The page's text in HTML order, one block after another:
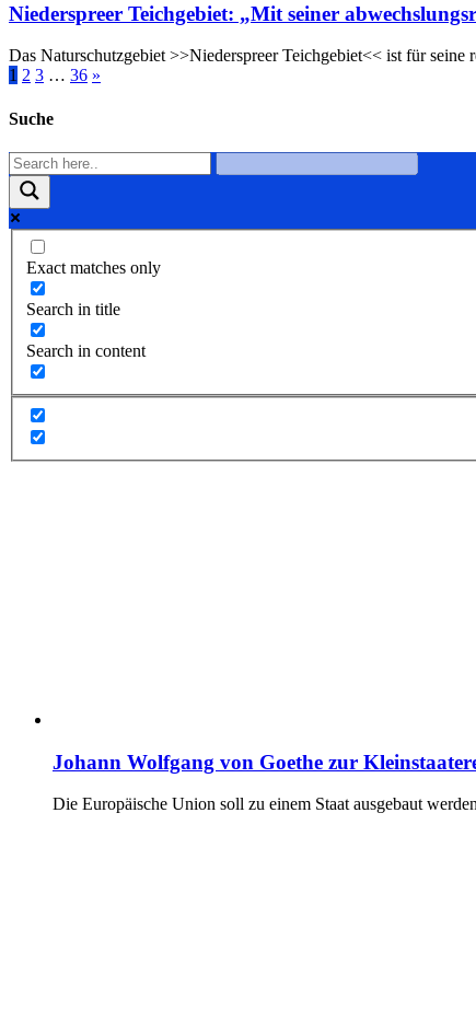
Niederspreer Teichgebiet: „Mit seiner
Das Naturschutzgebiet >>Niederspreer Teichgebiet<< ist für
1 2 3 … 36 »
Suche
Exact matches only
Search in title
Search in content
Johann Wolfgang von Goethe zur
Die Europäische Union soll zu einem Staat ausgebaut